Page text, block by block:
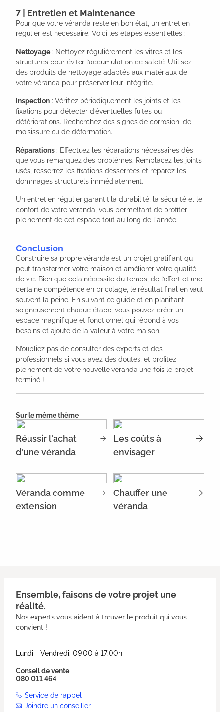
7 | Entretien et Maintenance
Pour que votre véranda reste en bon état, un entretien
régulier est nécessaire. Voici les étapes essentielles :
Nettoyage : Nettoyez régulièrement les vitres et les
structures pour éviter l’accumulation de saleté. Utilisez
des produits de nettoyage adaptés aux matériaux de
votre véranda pour préserver leur intégrité.
Inspection : Vérifiez périodiquement les joints et les
fixations pour détecter d’éventuelles fuites ou
détériorations. Recherchez des signes de corrosion, de
moisissure ou de déformation.
Réparations : Effectuez les réparations nécessaires dès
que vous remarquez des problèmes. Remplacez les joints
usés, resserrez les fixations desserrées et réparez les
dommages structurels immédiatement.
Un entretien régulier garantit la durabilité, la sécurité et le
confort de votre véranda, vous permettant de profiter
pleinement de cet espace tout au long de l'année.
Conclusion
Construire sa propre véranda est un projet gratifiant qui
peut transformer votre maison et améliorer votre qualité
de vie. Bien que cela nécessite du temps, de l’effort et une
certaine compétence en bricolage, le résultat final en vaut
souvent la peine. En suivant ce guide et en planifiant
soigneusement chaque étape, vous pouvez créer un
espace magnifique et fonctionnel qui répond à vos
besoins et ajoute de la valeur à votre maison.
N’oubliez pas de consulter des experts et des
professionnels si vous avez des doutes, et profitez
pleinement de votre nouvelle véranda une fois le projet
terminé !
Sur le même thème
Réussir l'achat
d'une véranda
Les coûts à
envisager
Véranda comme
extension
Chauffer une
véranda
Ensemble, faisons de votre projet une
réalité.
Nos experts vous aident à trouver le produit qui vous
convient !
Lundi - Vendredi: 09:00 à 17:00h
Conseil de vente
080 011 464
Service de rappel
Joindre un conseiller